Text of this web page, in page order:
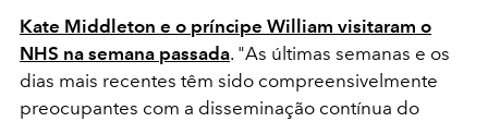
Kate Middleton e o príncipe William visitaram o
NHS na semana passada. "As últimas semanas e os
dias mais recentes têm sido compreensivelmente
preocupantes com a disseminação contínua do